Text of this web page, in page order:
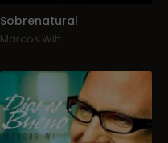
Sobrenatural
Marcos Witt